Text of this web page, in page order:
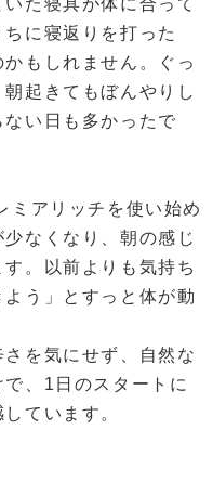
に寝返りを打った
もしれません。ぐっ
起きてもぼんやりし
い日も多かったで
ミアリッチを使い始め
なくなり、朝の感じ
。以前よりも気持ち
う」とすっと体が動
を気にせず、自然な
、1日のスタートに
ています。